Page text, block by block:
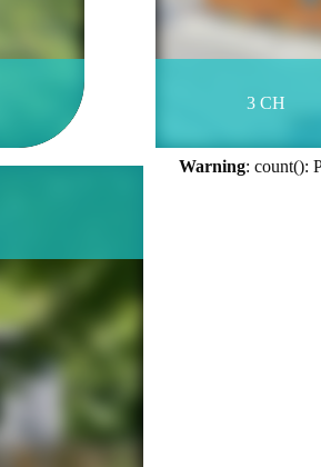
3 CH
Warning: count():